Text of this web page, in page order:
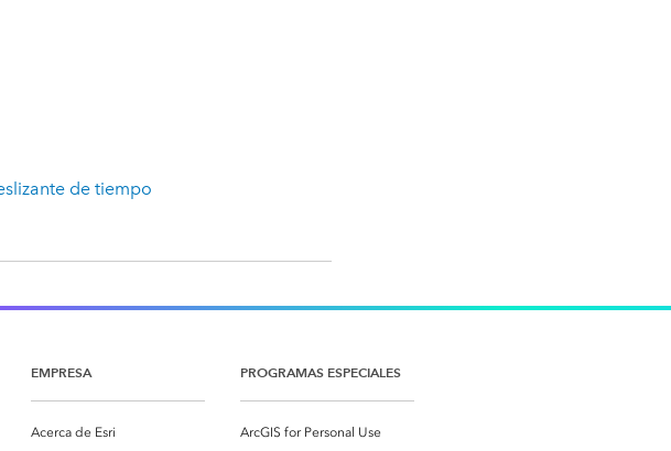
de tiempo
EMPRESA
Acerca de Esri
PROGRAMAS ESPECIALES
ArcGIS for Personal Use